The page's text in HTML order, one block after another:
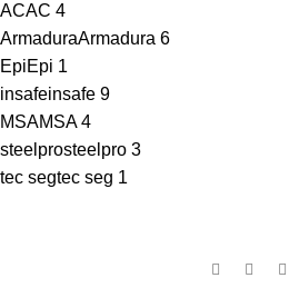
ACAC 4
ArmaduraArmadura 6
EpiEpi 1
insafeinsafe 9
MSAMSA 4
steelprosteelpro 3
tec segtec seg 1